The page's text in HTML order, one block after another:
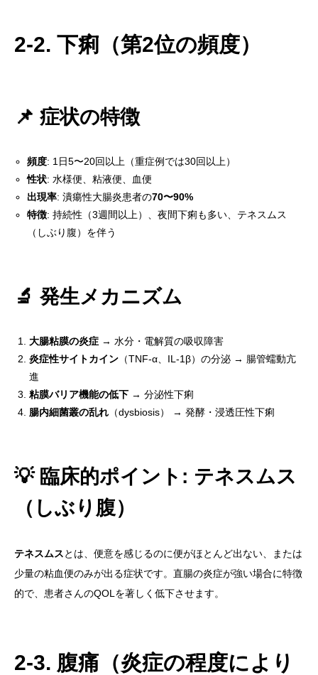
2-2. 下痢（第2位の頻度）
📌 症状の特徴
頻度: 1日5〜20回以上（重症例では30回以上）
性状: 水様便、粘液便、血便
出現率: 潰瘍性大腸炎患者の70〜90%
特徴: 持続性（3週間以上）、夜間下痢も多い、テネスムス
（しぶり腹）を伴う
🔬 発生メカニズム
大腸粘膜の炎症 → 水分・電解質の吸収障害
炎症性サイトカイン （TNF-α、IL-1β）の分泌 → 腸管蠕動亢
進
粘膜バリア機能の低下 → 分泌性下痢
腸内細菌叢の乱れ （dysbiosis） → 発酵・浸透圧性下痢
💡 臨床的ポイント: テネスムス
（しぶり腹）
テネスムスとは、便意を感じるのに便がほとんど出ない、または
少量の粘血便のみが出る症状です。直腸の炎症が強い場合に特徴
的で、患者さんのQOLを著しく低下させます。
2-3. 腹痛（炎症の程度により